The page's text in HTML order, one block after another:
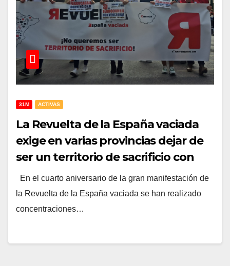
31M ACTIVAS
La Revuelta de la España vaciada
exige en varias provincias dejar de
ser un territorio de sacrificio con
renovables, macrogranjas y minas
En el cuarto aniversario de la gran manifestación de
la Revuelta de la España vaciada se han realizado
concentraciones…